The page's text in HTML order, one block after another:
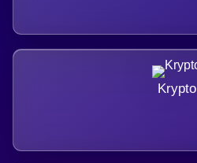
Krypto